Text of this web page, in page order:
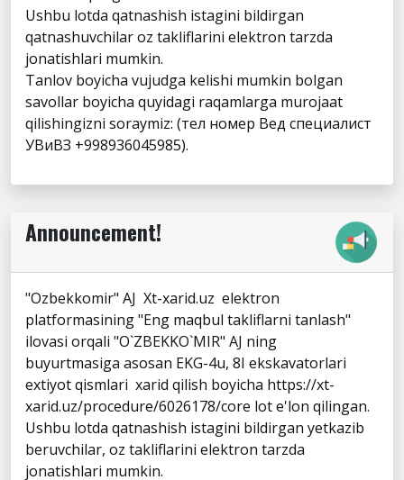
Ushbu lotda qatnashish istagini bildirgan
qatnashuvchilar oz takliflarini elektron tarzda
jonatishlari mumkin.
Tanlov boyicha vujudga kelishi mumkin bolgan
savollar boyicha quyidagi raqamlarga murojaat
qilishingizni soraymiz: (тел номер Вед специалист
УВиВЗ +998936045985).
Announcement!
"Ozbekkomir" AJ Xt-xarid.uz elektron
platformasining "Eng maqbul takliflarni tanlash"
ilovasi orqali "O`ZBEKKO`MIR" AJ ning
buyurtmasiga asosan EKG-4u, 8I ekskavatorlari
extiyot qismlari xarid qilish boyicha https://xt-
xarid.uz/procedure/6026178/core lot e'lon qilingan.
Ushbu lotda qatnashish istagini bildirgan yetkazib
beruvchilar, oz takliflarini elektron tarzda
jonatishlari mumkin.